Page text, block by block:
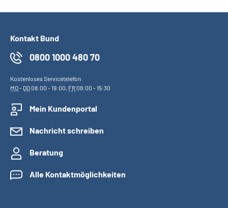
Kontakt Bund
0800 1000 480 70
Kostenloses Servicetelefon
MO- DO08:00 - 19:00, FR08:00 - 15:30
Mein Kundenportal
Nachricht schreiben
Beratung
Alle Kontaktmöglichkeiten